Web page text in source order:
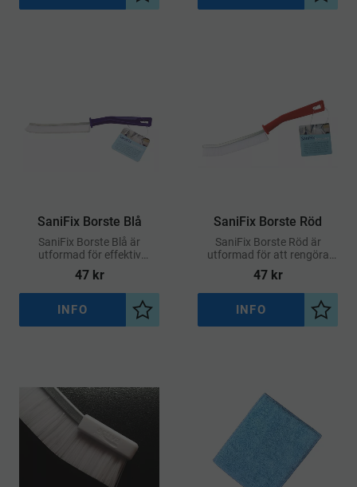
SaniFix Borste Blå
SaniFix Borste Blå är
utformad för effektiv
rengöring där det annars är
svårt att komma åt –
exempelvis runt
vattenkranar, spisplattor,
47kr
Lägg till i önskelista
INFO
SaniFix Borste Röd
SaniFix Borste Röd är
utformad för att rengöra
där det normalt är svårt att
komma åt – exempelvis runt
vattenkranar, spisplattor,
kakelfogar och andra
47kr
Lägg
INFO